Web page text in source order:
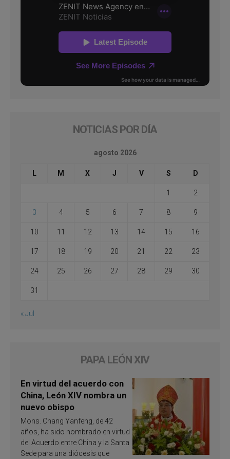
NOTICIAS POR DÍA
agosto 2026
L M X J V S D
1 2
3 4 5 6 7 8 9
10 11 12 13 14 15 16
17 18 19 20 21 22 23
24 25 26 27 28 29 30
31
« Jul
PAPA LEÓN XIV
En virtud del acuerdo con
China, León XIV nombra un
nuevo obispo
Mons. Chang Yanfeng, de 42
años, ha sido nombrado en virtud
del Acuerdo entre China y la Santa
Sede para una diócesis que